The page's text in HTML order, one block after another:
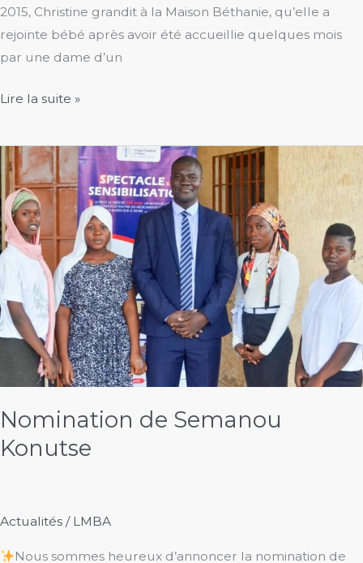
2015, Christine grandit à la Maison Béthanie, qu’elle a
rejointe bébé après avoir été accueillie quelques mois
par une dame d’un
Des
pleins
de
vie
pour
cette
fin
d’année
Lire la suite »
Nomination de Semanou
Konutse
Actualités / LMBA
Nous sommes heureux d’annoncer la nomination de